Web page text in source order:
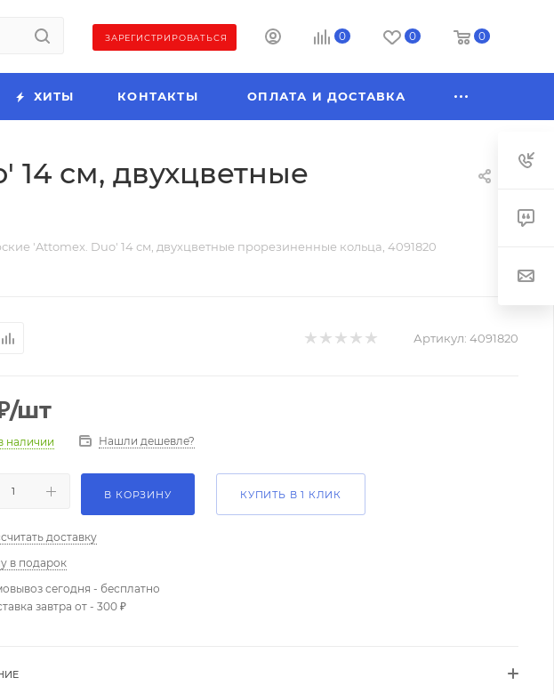
ЗАРЕГИСТРИРОВАТЬСЯ 0 0 0
ХИТЫ КОНТАКТЫ ОПЛАТА И ДОСТАВКА
см, двухцветные
'Attomex. Duo' 14 см, двухцветные прорезиненные кольца, 4091820
Артикул: 4091820
/шт
наличии Нашли дешевле?
В КОРЗИНУ КУПИТЬ В 1 КЛИК
доставку
в подарок
сегодня - бесплатно
завтра от - 300 ₽